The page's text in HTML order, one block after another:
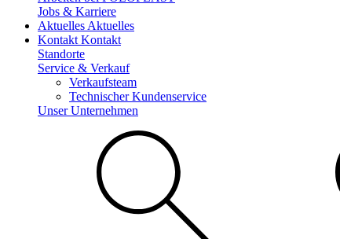
Jobs & Karriere
Aktuelles Aktuelles
Kontakt Kontakt
Standorte
Service & Verkauf
Verkaufsteam
Technischer Kundenservice
Unser Unternehmen